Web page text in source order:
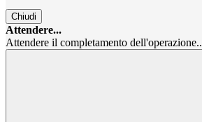
Chiudi
Attendere...
Attendere il completamento